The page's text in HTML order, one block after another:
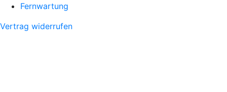
Fernwartung
Vertrag widerrufen